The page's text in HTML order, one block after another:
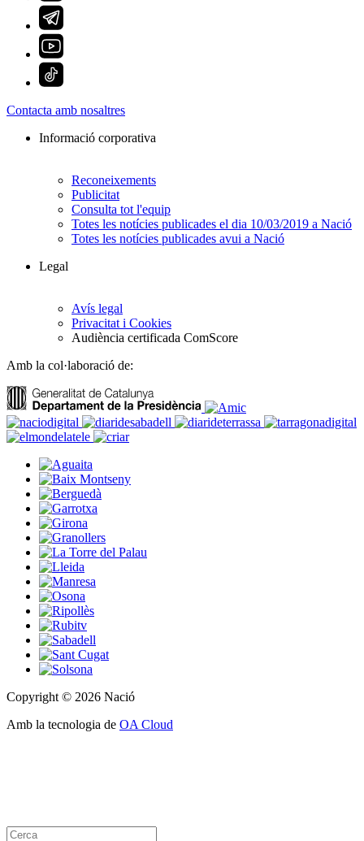
Contacta amb nosaltres
Informació corporativa
Reconeixements
Publicitat
Consulta tot l'equip
Totes les notícies publicades el dia 10/03/2019 a Nació
Totes les notícies publicades avui a Nació
Legal
Avís legal
Privacitat i Cookies
Audiència certificada ComScore
Amb la col·laboració de:
Copyright © 2026 Nació
Amb la tecnologia de OA Cloud